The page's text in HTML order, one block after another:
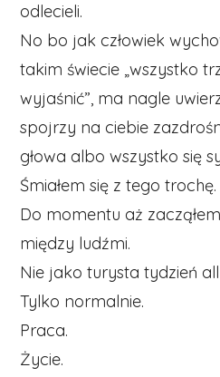
odlecieli.
No bo jak człowiek
takim świecie „wszystko
wyjaśnić”, ma nagle
spojrzy na ciebie
głowa albo wszystko się
Śmiałem się z tego trochę.
Do momentu aż
między ludźmi.
Nie jako turysta tydzień all
Tylko normalnie.
Praca.
Życie.